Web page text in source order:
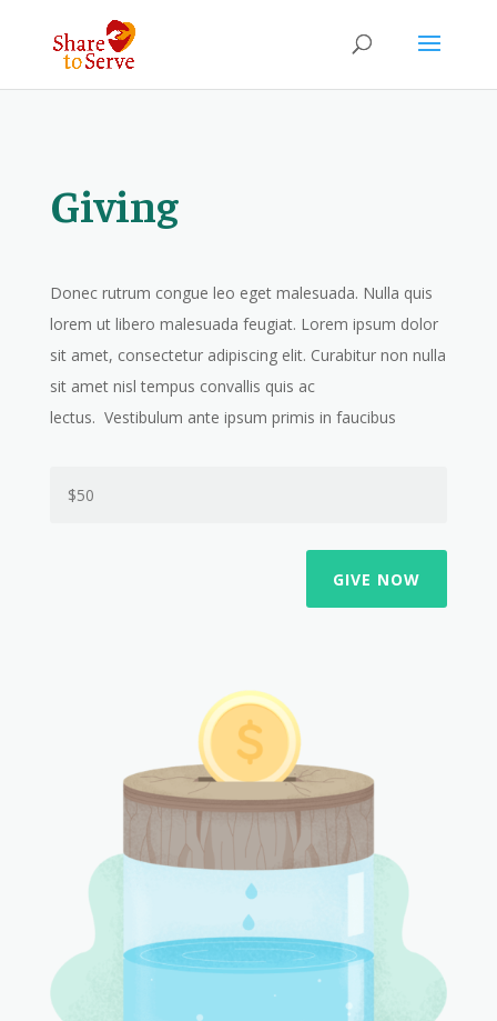
Giving
Donec rutrum congue leo eget malesuada. Nulla quis
lorem ut libero malesuada feugiat. Lorem ipsum dolor
sit amet, consectetur adipiscing elit. Curabitur non nulla
sit amet nisl tempus convallis quis ac
lectus. Vestibulum ante ipsum primis in faucibus
GIVE NOW